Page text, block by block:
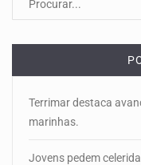
Terrimar destaca
marinhas.
Jovens pedem